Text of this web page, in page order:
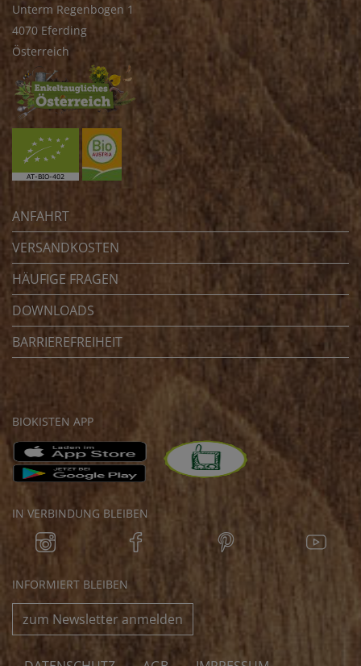
Unterm Regenbogen 1
4070 Eferding
Österreich
ANFAHRT
VERSANDKOSTEN
HÄUFIGE FRAGEN
DOWNLOADS
BARRIEREFREIHEIT
BIOKISTEN APP
IN VERBINDUNG BLEIBEN
INFORMIERT BLEIBEN
zum Newsletter anmelden